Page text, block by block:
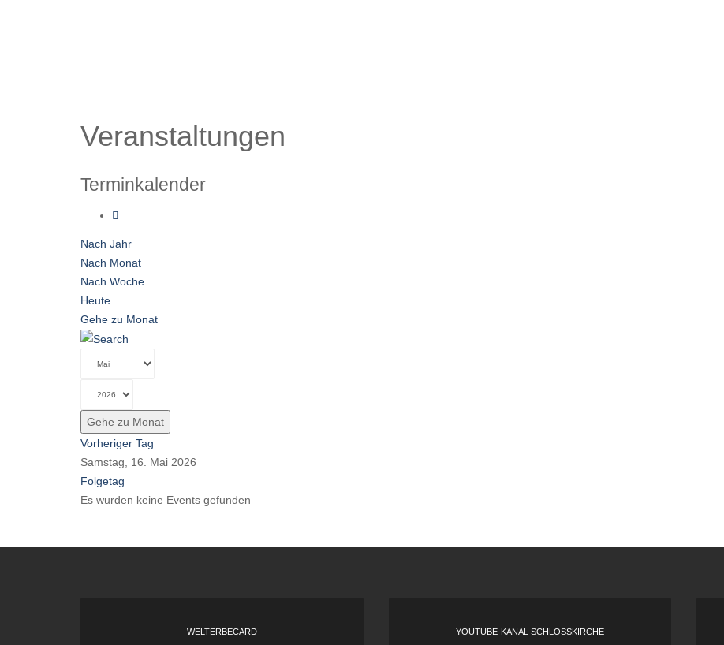
Veranstaltungen
Terminkalender
Nach Jahr
Nach Monat
Nach Woche
Heute
Gehe zu Monat
Gehe zu Monat
Vorheriger Tag
Samstag, 16. Mai 2026
Folgetag
Es wurden keine Events gefunden
WELTERBECARD YOUTUBE-KANAL SCHLOSSKIRCHE